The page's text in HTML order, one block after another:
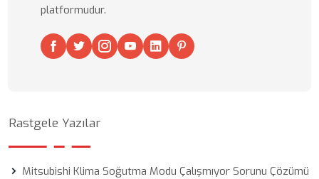
platformudur.
Rastgele Yazılar
Mitsubishi Klima Soğutma Modu Çalışmıyor Sorunu Çözümü